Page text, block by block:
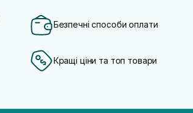
Безпечні способи оплати
Кращі ціни та топ товари